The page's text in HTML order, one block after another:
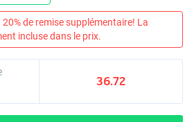
de remise supplémentaire! La
incluse dans le prix.
36.72